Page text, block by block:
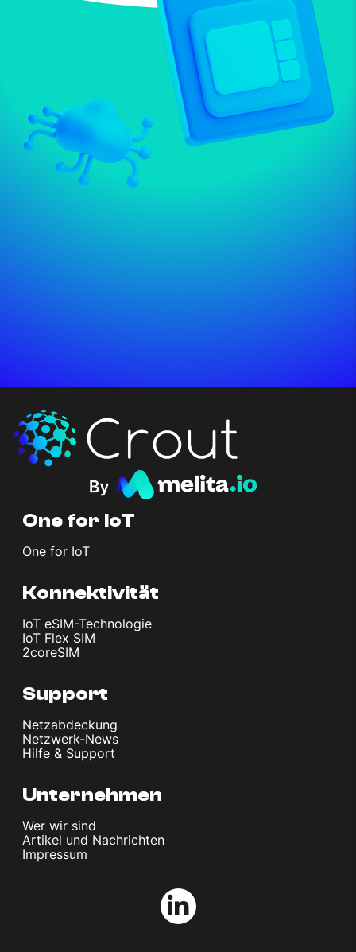
One for IoT
One for IoT
Konnektivität
IoT eSIM-Technologie
IoT Flex SIM
2coreSIM
Support
Netzabdeckung
Netzwerk-News
Hilfe & Support
Unternehmen
Wer wir sind
Artikel und Nachrichten
Impressum